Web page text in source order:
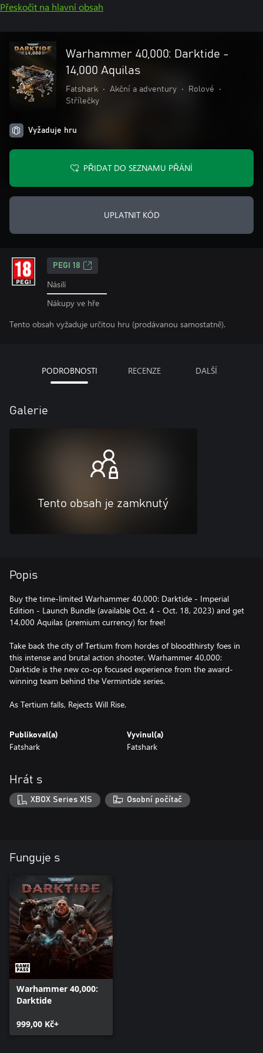
Přeskočit na hlavní obsah
Warhammer 40,000: Darktide -
14,000 Aquilas
Fatshark • Akční a adventury • Rolové
•
Střílečky
Vyžaduje hru
PŘIDAT DO SEZNAMU PŘÁNÍ
UPLATNIT KÓD
PEGI 18
Násilí
Nákupy ve hře
Tento obsah vyžaduje určitou hru (prodávanou samostatně).
PODROBNOSTI RECENZE DALŠÍ
Galerie
Tento obsah je zamknutý
Popis
Buy the time-limited Warhammer 40,000: Darktide - Imperial
Edition - Launch Bundle (available Oct. 4 - Oct. 18, 2023) and get
14,000 Aquilas (premium currency) for free!
Take back the city of Tertium from hordes of bloodthirsty foes in
this intense and brutal action shooter. Warhammer 40,000:
Darktide is the new co-op focused experience from the award-
winning team behind the Vermintide series.
As Tertium falls, Rejects Will Rise.
Publikoval(a)
Fatshark
Vyvinul(a)
Fatshark
Hrát s
XBOX Series X|S Osobní počítač
Funguje s
Warhammer 40,000:
Darktide
999,00 Kč+